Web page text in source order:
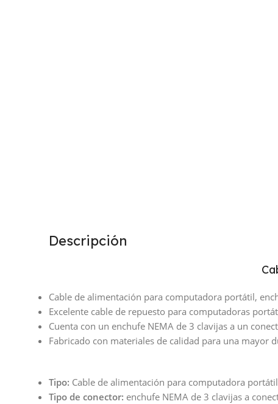
Descripción
Cable de alimentación para computadora portátil,
Excelente cable de repuesto para computadoras
Cuenta con un enchufe NEMA de 3 clavijas a un
Fabricado con materiales de calidad para una mayor
Tipo: Cable de alimentación para computadora portátil
Tipo de conector: enchufe NEMA de 3 clavijas a